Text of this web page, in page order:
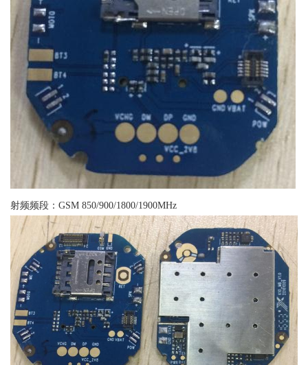
射频频段：GSM 850/900/1800/1900MHz